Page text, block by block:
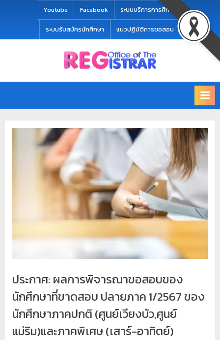
Youtube Facebook ระบบบริการการศึกษา
ระบบรับสมัครนักศึกษา แนวปฏิบัติการขอสอบ
นั
ท
น
ล
ะ
ว
ล
ผ
ล
the
University
ประกาศ: ผลการพิจารณาขอสอบของ
นักศึกษาที่ขาดสอบ ปลายภาค 1/2567 ของ
นักศึกษาภาคปกติ (ศูนย์เวียงบัว,ศูนย์
แม่ริม)และภาคพิเศษ (เสาร์-อาทิตย์)
modal-check